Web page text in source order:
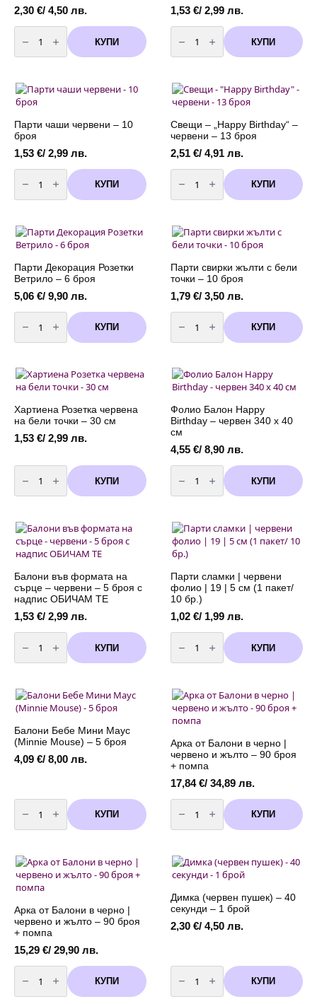
2,30 €/ 4,50 лв.
количество
за
Балон
Спайдърмен
60
см
КУПИ
1,53 €/ 2,99 лв.
количество
за
Салфетки
червени
броя
КУПИ
Парти чаши червени – 10
броя
1,53 €/ 2,99 лв.
количество
за
Парти
чаши
10
броя
КУПИ
Свещи – „Happy Birthday“ –
червени – 13 броя
2,51 €/ 4,91 лв.
количество
за
Свещи
-
-
червени
-
броя
КУПИ
Парти Декорация Розетки
Ветрило – 6 броя
5,06 €/ 9,90 лв.
количество
за
Парти
Декорация
-
6
броя
КУПИ
Парти свирки жълти с бели
точки – 10 броя
1,79 €/ 3,50 лв.
количество
за
Парти
свирки
бели
точки
броя
КУПИ
Хартиена Розетка червена
на бели точки – 30 см
1,53 €/ 2,99 лв.
количество
за
Хартиена
Розетка
бели
точки
-
30
см
КУПИ
Фолио Балон Happy
Birthday – червен 340 х 40
см
4,55 €/ 8,90 лв.
количество
за
Фолио
Балон
-
червен
340
х
40
см
КУПИ
Балони във формата на
сърце – червени – 5 броя с
надпис ОБИЧАМ ТЕ
1,53 €/ 2,99 лв.
количество
за
Балони
във
сърце
-
червени
5
броя
с
надпис
ОБИЧАМ
КУПИ
Парти сламки | червени
фолио | 19 | 5 см (1 пакет/
10 бр.)
1,02 €/ 1,99 лв.
количество
за
Парти
сламки
фолио
|
19
|
5
см
(1
пакет/
10
бр.)
КУПИ
Балони Бебе Мини Маус
(Minnie Mouse) – 5 броя
4,09 €/ 8,00 лв.
количество
за
Балони
Бебе
(Minnie
Mouse)
5
броя
КУПИ
Арка от Балони в черно |
червено и жълто – 90 броя
+ помпа
17,84€/ 34,89 лв.
количество
за
от
черно
|
червено
жълто
-
90
броя
+
КУПИ
Арка от Балони в черно |
червено и жълто – 90 броя
+ помпа
15,29 €/ 29,90 лв.
количество
за
от
КУПИ
Димка (червен пушек) – 40
секунди – 1 брой
2,30 €/ 4,50 лв.
количество
за
Димка
(червен
КУПИ